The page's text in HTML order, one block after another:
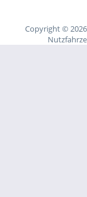
Copyright ©